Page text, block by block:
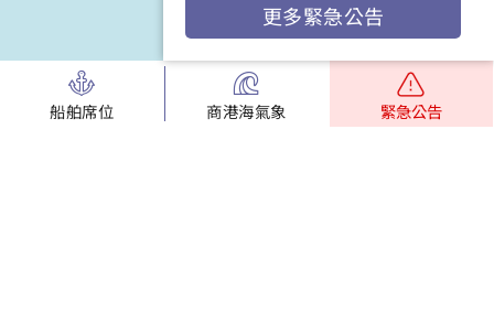
船舶席位 商港海氣象 緊急公告
更多緊急公告